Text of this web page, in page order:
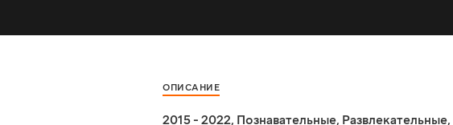
ОПИСАНИЕ
2015 - 2022, Познавательные, Развлекательные,